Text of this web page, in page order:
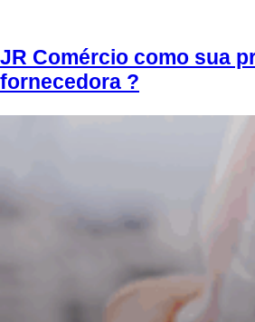
JR Comércio como sua
fornecedora ?